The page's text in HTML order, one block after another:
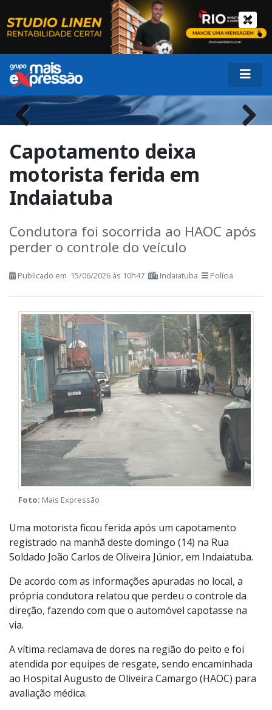
Previous
Capotamento deixa
motorista ferida em
Indaiatuba
Condutora foi socorrida ao HAOC após
perder o controle do veículo
Publicado em 15/06/2026 às 10h47 Indaiatuba Polícia
Foto: Mais Expressão
Uma motorista ficou ferida após um capotamento
registrado na manhã deste domingo (14) na Rua
Soldado João Carlos de Oliveira Júnior, em Indaiatuba.
De acordo com as informações apuradas no local, a
própria condutora relatou que perdeu o controle da
direção, fazendo com que o automóvel capotasse na
via.
A vítima reclamava de dores na região do peito e foi
atendida por equipes de resgate, sendo encaminhada
ao Hospital Augusto de Oliveira Camargo (HAOC) para
avaliação médica.